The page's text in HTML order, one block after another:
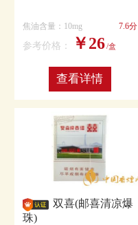
焦油含量：10mg 7.6分
参考价格： ￥26/盒
查看详情
双喜(邮喜清凉爆
珠)